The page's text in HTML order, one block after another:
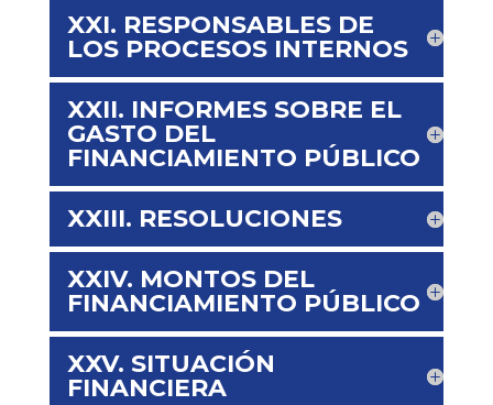
XXI. RESPONSABLES DE
LOS PROCESOS INTERNOS
XXII. INFORMES SOBRE EL
GASTO DEL
FINANCIAMIENTO PÚBLICO
XXIII. RESOLUCIONES
XXIV. MONTOS DEL
FINANCIAMIENTO PÚBLICO
XXV. SITUACIÓN
FINANCIERA